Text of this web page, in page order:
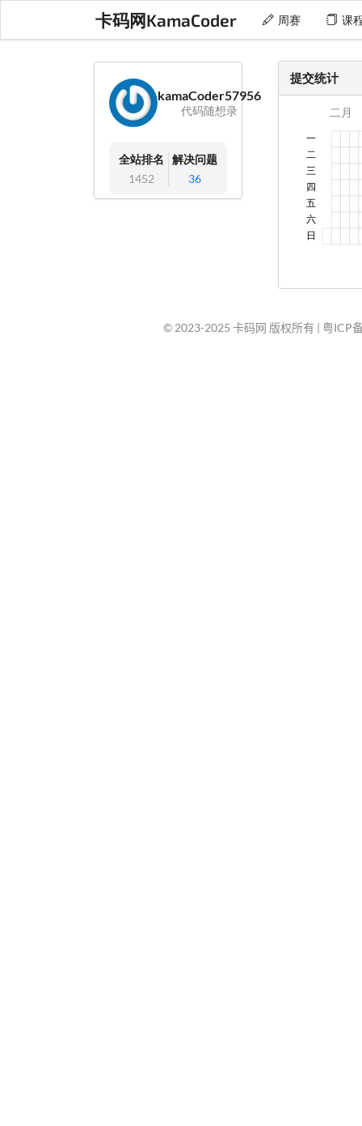
卡码网KamaCoder 周赛 课
kamaCoder57956
代码随想录
全站排名
1452
解决问题
36
提交统计
© 2023-2025 卡码网 版权所有 | 粤ICP